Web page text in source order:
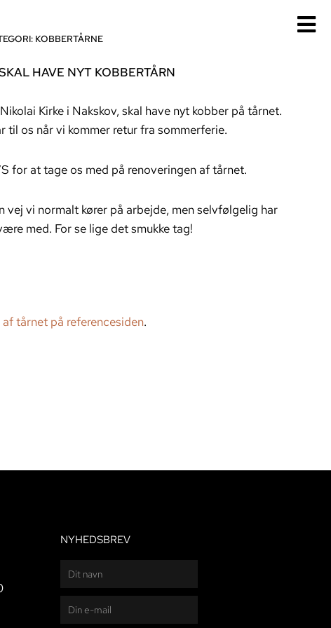
KOBBERTÅRNE
HAVE NYT KOBBERTÅRN
Kirke i Nakskov, skal have nyt kobber på tårnet.
til os når vi kommer retur fra sommerferie.
for at tage os med på renoveringen af tårnet.
vej vi normalt kører på arbejde, men selvfølgelig har
med. For se lige det smukke tag!
tårnet på referencesiden.
NYHEDSBREV
Navn